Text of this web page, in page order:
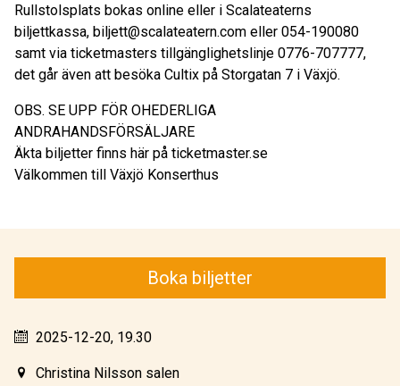
Boka biljetter
2025-12-20, 19.30
Christina Nilsson salen
Rullstolsplats bokas online eller i Scalateaterns
biljettkassa, biljett@scalateatern.com eller 054-190080
samt via ticketmasters tillgänglighetslinje 0776-707777,
det går även att besöka Cultix på Storgatan 7 i Växjö.
OBS. SE UPP FÖR OHEDERLIGA
ANDRAHANDSFÖRSÄLJARE
Äkta biljetter finns här på ticketmaster.se
Välkommen till Växjö Konserthus